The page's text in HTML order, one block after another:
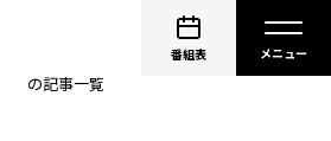
番組表
の記事一覧